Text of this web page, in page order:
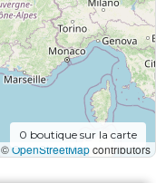
©OpenStreetMapcontributors
0 boutique sur la carte